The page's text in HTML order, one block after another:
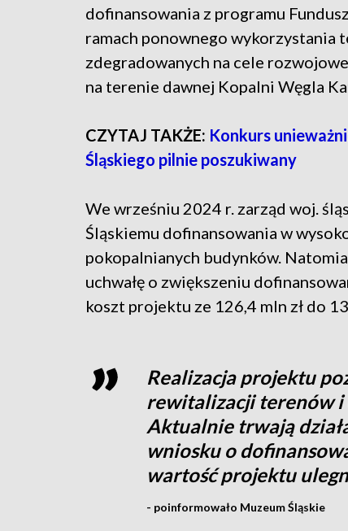
dofinansowania z programu
ramach ponownego wykorzystania
zdegradowanych na cele
na terenie dawnej Kopalni Węgla
CZYTAJ TAKŻE: Konkurs
Śląskiego pilnie poszukiwany
We wrześniu 2024 r. zarząd woj.
Śląskiemu dofinansowania w
pokopalnianych budynków.
uchwałę o zwiększeniu
koszt projektu ze 126,4 mln zł do
Realizacja projektu
rewitalizacji terenów i
Aktualnie trwają
wniosku o
wartość projektu
- poinformowało Muzeum Śląskie